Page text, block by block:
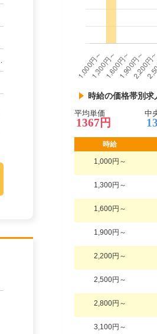
時給の価格帯別求
平均単価
1367円
中
時給
1,000円～
1,300円～
1,600円～
1,900円～
2,200円～
2,500円～
2,800円～
3,100円～